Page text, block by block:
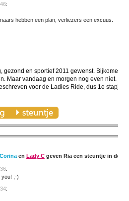
:
hebben een plan, verliezers een excuus.
gezond en sportief 2011 gewenst. Bijkomen
Maar vandaag en morgen nog even niet.
voor de Ladies Ride, dus 1e stapje
Corinaen Lady Cgeven Ria een steuntje in de
:
you! ;-)
: